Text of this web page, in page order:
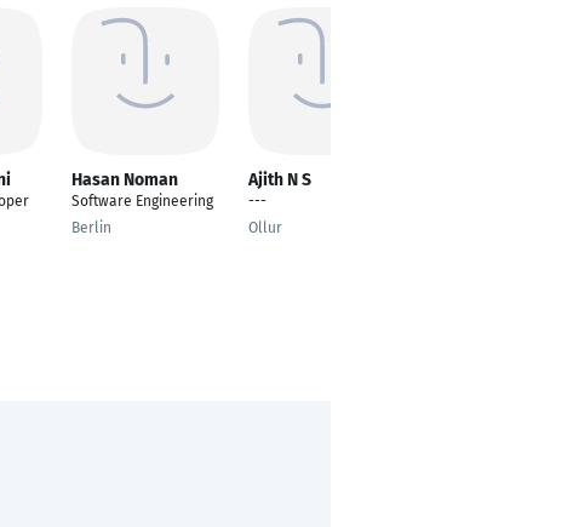
Hasan Noman
Software Engineering
Berlin
Ajith N S
---
Ollur